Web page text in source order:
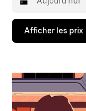
Appuyez
la
bas
interagir
avec
Afficher les prix